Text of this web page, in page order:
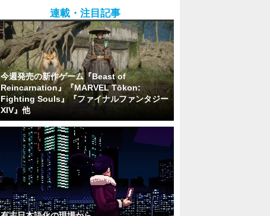
連載・注目記事
今週発売の新作ゲーム『Beast of
Reincarnation』『MARVEL Tōkon:
Fighting Souls』『ファイナルファンタジー
XIV』他